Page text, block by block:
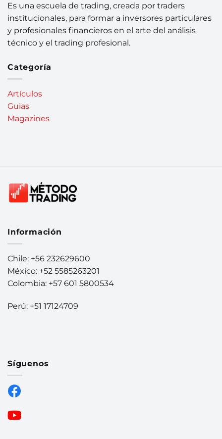
Es una escuela de trading, creada por traders
institucionales, para formar a inversores particulares
y profesionales financieros en el arte del análisis
técnico y el trading profesional.
Categoría
Artículos
Guias
Magazines
Información
Chile: +56 232629600
México: +52 5585263201
Colombia: +57 601 5800534
Perú: +51 17124709
Síguenos